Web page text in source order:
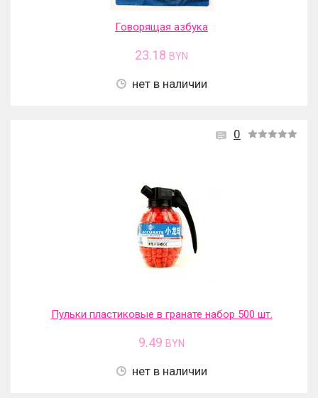
Говорящая азбука
23.18 BYN
нет в наличии
0
Пульки пластиковые в гранате набор 500 шт.
9.49 BYN
нет в наличии